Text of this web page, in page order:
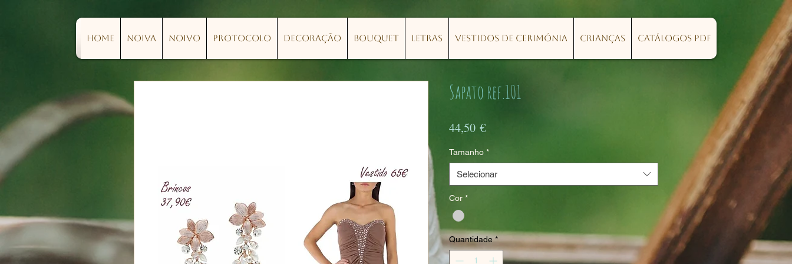
Home Noiva Noivo Protocolo Decoração Bouquet Letras Vestidos de Cerimónia Crianças Catálogos PDF
Sapato ref.101
44,50 €Preço
Tamanho *
Selecionar
Cor *
Quantidade *